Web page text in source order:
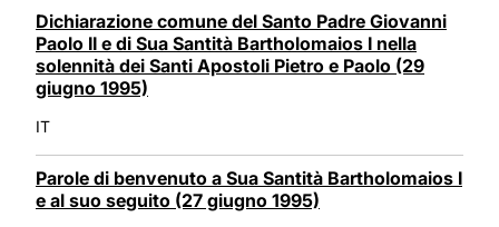
Dichiarazione comune del Santo Padre Giovanni
Paolo II e di Sua Santità Bartholomaios I nella
solennità dei Santi Apostoli Pietro e Paolo (29
giugno 1995)
IT
Parole di benvenuto a Sua Santità Bartholomaios I
e al suo seguito (27 giugno 1995)